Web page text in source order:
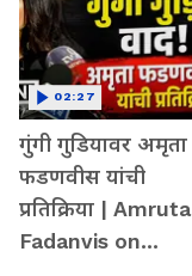
गुंगी गुडियावर अमृता
फडणवीस यांची
प्रतिक्रिया | Amruta
Fadanvis on
02:27